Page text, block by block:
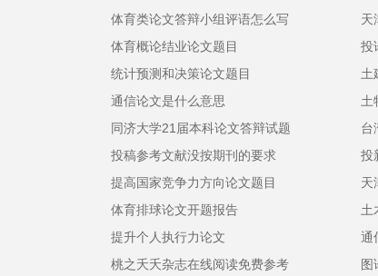
体育类论文答辩小组评语怎么写
天
体育概论结业论文题目
投
统计预测和决策论文题目
土
通信论文是什么意思
土
同济大学21届本科论文答辩试题
台
投稿参考文献没按期刊的要求
投
提高国家竞争力方向论文题目
天
体育排球论文开题报告
土
提升个人执行力论文
通
桃之夭夭杂志在线阅读免费参考
图